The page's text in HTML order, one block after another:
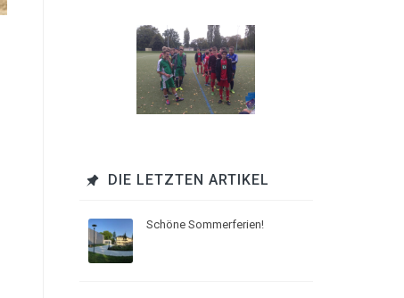
DIE LETZTEN ARTIKEL
Schöne Sommerferien!